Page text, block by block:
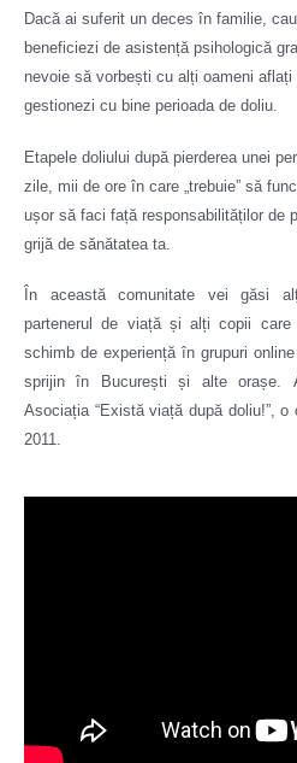
Dacă ai suferit un deces în familie,
beneficiezi de asistență psihologică
nevoie să vorbești cu alți oameni
gestionezi cu bine perioada de doliu.
Etapele doliului după pierderea unei
zile, mii de ore în care „trebuie” să
ușor să faci față responsabilităților de
grijă de sănătatea ta.
În această comunitate vei găsi
partenerul de viață și alți copii care
schimb de experiență în grupuri
sprijin în București și alte orașe.
Asociația “Există viață după doliu!”,
2011.